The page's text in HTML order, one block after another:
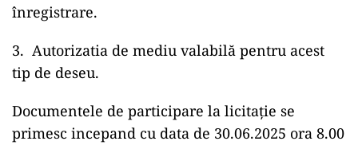
înregistrare.
3. Autorizatia de mediu valabilă pentru acest
tip de deseu.
Documentele de participare la licitaţie se
primesc incepand cu data de 30.06.2025 ora 8.00